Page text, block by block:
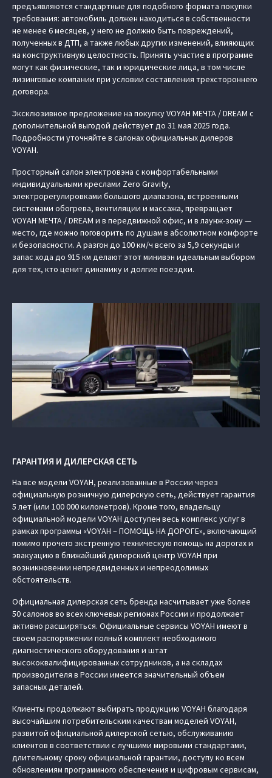
предъявляются стандартные для подобного формата покупки
требования: автомобиль должен находиться в собственности
не менее 6 месяцев, у него не должно быть повреждений,
полученных в ДТП, а также любых других изменений, влияющих
на конструктивную целостность. Принять участие в программе
могут как физические, так и юридические лица, в том числе
лизинговые компании при условии составления трехстороннего
договора.
Эксклюзивное предложение на покупку VOYAH МЕЧТА / DREAM с
дополнительной выгодой действует до 31 мая 2025 года.
Подробности уточняйте в салонах официальных дилеров
VOYAH.
Просторный салон электровэна с комфортабельными
индивидуальными креслами Zero Gravity,
электрорегулировками большого диапазона, встроенными
системами обогрева, вентиляции и массажа, превращает
VOYAH МЕЧТА / DREAM и в передвижной офис, и в лаунж-зону —
место, где можно поговорить по душам в абсолютном комфорте
и безопасности. А разгон до 100 км/ч всего за 5,9 секунды и
запас хода до 915 км делают этот минивэн идеальным выбором
для тех, кто ценит динамику и долгие поездки.
ГАРАНТИЯ И ДИЛЕРСКАЯ СЕТЬ
На все модели VOYAH, реализованные в России через
официальную розничную дилерскую сеть, действует гарантия
5 лет (или 100 000 километров). Кроме того, владельцу
официальной модели VOYAH доступен весь комплекс услуг в
рамках программы «VOYAH – ПОМОЩЬ НА ДОРОГЕ», включающий
помимо прочего экстренную техническую помощь на дорогах и
эвакуацию в ближайший дилерский центр VOYAH при
возникновении непредвиденных и непреодолимых
обстоятельств.
Официальная дилерская сеть бренда насчитывает уже более
50 салонов во всех ключевых регионах России и продолжает
активно расширяться. Официальные сервисы VOYAH имеют в
своем распоряжении полный комплект необходимого
диагностического оборудования и штат
высококвалифицированных сотрудников, а на складах
производителя в России имеется значительный объем
запасных деталей.
Клиенты продолжают выбирать продукцию VOYAH благодаря
высочайшим потребительским качествам моделей VOYAH,
развитой официальной дилерской сетью, обслуживанию
клиентов в соответствии с лучшими мировыми стандартами,
длительному сроку официальной гарантии, доступу ко всем
обновлениям программного обеспечения и цифровым сервисам,